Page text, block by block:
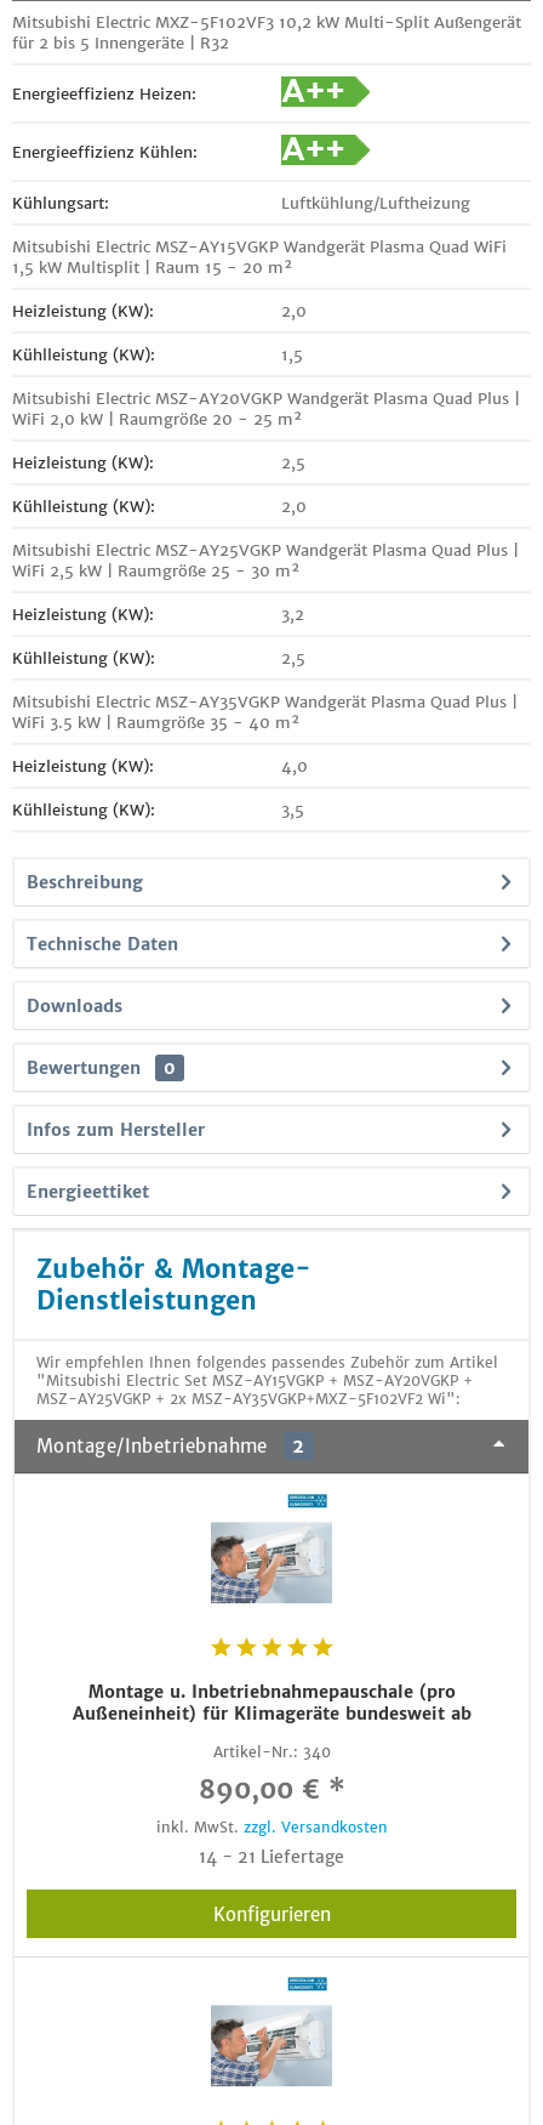
Mitsubishi Electric MXZ-5F102VF3 10,2 kW Multi-Split Außengerät
für 2 bis 5 Innengeräte | R32
Energieeffizienz Heizen:
Energieeffizienz Kühlen:
Kühlungsart: Luftkühlung/Luftheizung
Mitsubishi Electric MSZ-AY15VGKP Wandgerät Plasma Quad WiFi
1,5 kW Multisplit | Raum 15 - 20 m²
Heizleistung (KW): 2,0
Kühlleistung (KW): 1,5
Mitsubishi Electric MSZ-AY20VGKP Wandgerät Plasma Quad Plus |
WiFi 2,0 kW | Raumgröße 20 - 25 m²
Heizleistung (KW): 2,5
Kühlleistung (KW): 2,0
Mitsubishi Electric MSZ-AY25VGKP Wandgerät Plasma Quad Plus |
WiFi 2,5 kW | Raumgröße 25 - 30 m²
Heizleistung (KW): 3,2
Kühlleistung (KW): 2,5
Mitsubishi Electric MSZ-AY35VGKP Wandgerät Plasma Quad Plus |
WiFi 3.5 kW | Raumgröße 35 - 40 m²
Heizleistung (KW): 4,0
Kühlleistung (KW): 3,5
Beschreibung
Technische Daten
Downloads
Bewertungen 0
Infos zum Hersteller
Energieettiket
Zubehör & Montage-
Dienstleistungen
Wir empfehlen Ihnen folgendes passendes Zubehör zum Artikel
"Mitsubishi Electric Set MSZ-AY15VGKP + MSZ-AY20VGKP +
MSZ-AY25VGKP + 2x MSZ-AY35VGKP+MXZ-5F102VF2 Wi":
Montage/Inbetriebnahme 2
Montage u. Inbetriebnahmepauschale (pro
Außeneinheit) für Klimageräte bundesweit ab
Artikel-Nr.: 340
890,00 € *
inkl. MwSt. zzgl. Versandkosten
14 - 21 Liefertage
Konfigurieren